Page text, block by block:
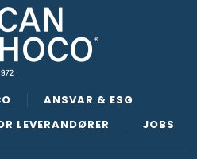
ANSVAR & ESG
LEVERANDØRER JOBS